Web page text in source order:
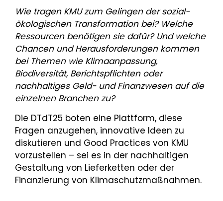
Wie tragen KMU zum Gelingen der sozial-
ökologischen Transformation bei? Welche
Ressourcen benötigen sie dafür? Und welche
Chancen und Herausforderungen kommen
bei Themen wie Klimaanpassung,
Biodiversität, Berichtspflichten oder
nachhaltiges Geld- und Finanzwesen auf die
einzelnen Branchen zu?
Die DTdT25 boten eine Plattform, diese
Fragen anzugehen, innovative Ideen zu
diskutieren und Good Practices von KMU
vorzustellen – sei es in der nachhaltigen
Gestaltung von Lieferketten oder der
Finanzierung von Klimaschutzmaßnahmen.